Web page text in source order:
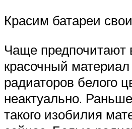
Красим батареи
Чаще предпочитают
красочный
радиаторов белого
неактуально.
такого изобилия